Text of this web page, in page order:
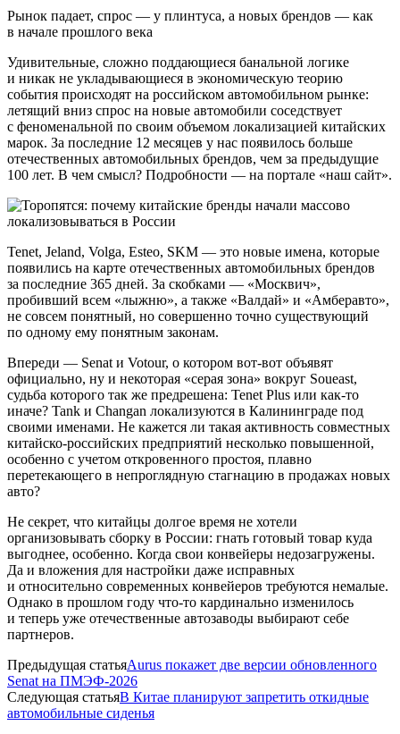
Рынок падает, спрос — у плинтуса, а новых брендов — как
в начале прошлого века
Удивительные, сложно поддающиеся банальной логике
и никак не укладывающиеся в экономическую теорию
события происходят на российском автомобильном рынке:
летящий вниз спрос на новые автомобили соседствует
с феноменальной по своим объемом локализацией китайских
марок. За последние 12 месяцев у нас появилось больше
отечественных автомобильных брендов, чем за предыдущие
100 лет. В чем смысл? Подробности — на портале «наш сайт».
Tenet, Jeland, Volga, Esteo, SKM — это новые имена, которые
появились на карте отечественных автомобильных брендов
за последние 365 дней. За скобками — «Москвич»,
пробивший всем «лыжню», а также «Валдай» и «Амберавто»,
не совсем понятный, но совершенно точно существующий
по одному ему понятным законам.
Впереди — Senat и Votour, о котором вот-вот объявят
официально, ну и некоторая «серая зона» вокруг Soueast,
судьба которого так же предрешена: Tenet Plus или как-то
иначе? Tank и Changan локализуются в Калининграде под
своими именами. Не кажется ли такая активность совместных
китайско-российских предприятий несколько повышенной,
особенно с учетом откровенного простоя, плавно
перетекающего в непроглядную стагнацию в продажах новых
авто?
Не секрет, что китайцы долгое время не хотели
организовывать сборку в России: гнать готовый товар куда
выгоднее, особенно. Когда свои конвейеры недозагружены.
Да и вложения для настройки даже исправных
и относительно современных конвейеров требуются немалые.
Однако в прошлом году что-то кардинально изменилось
и теперь уже отечественные автозаводы выбирают себе
партнеров.
Предыдущая статьяAurus покажет две версии обновленного
Senat на ПМЭФ-2026
Следующая статьяВ Китае планируют запретить откидные
автомобильные сиденья